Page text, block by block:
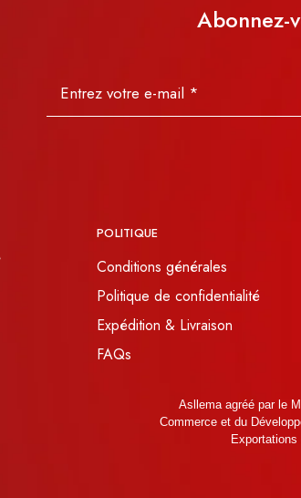
Abonnez-
POLITIQUE
Conditions générales
Politique de confidentialité
Expédition & Livraison
FAQs
Asllema agréé par le
Commerce et du